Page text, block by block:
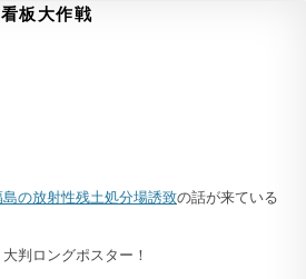
板大作戦
島の放射性残土処分場誘致の話が来ている
判ロングポスター！